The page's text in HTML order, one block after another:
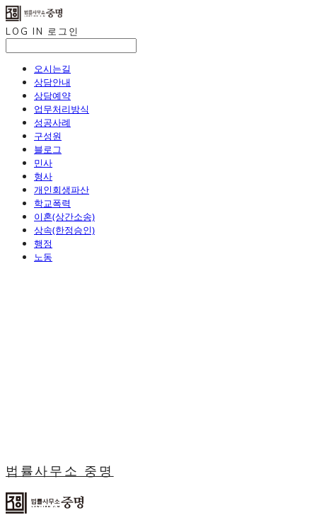
LOG IN 로그인
오시는길
상담안내
상담예약
업무처리방식
성공사례
구성원
블로그
민사
형사
개인회생파산
학교폭력
이혼(상간소송)
상속(한정승인)
행정
노동
법률사무소 중명